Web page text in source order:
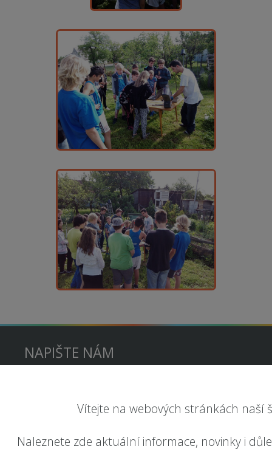
Vítejte na webových stránkách naší
Naleznete zde aktuální informace, novinky i
NAPIŠTE NÁM